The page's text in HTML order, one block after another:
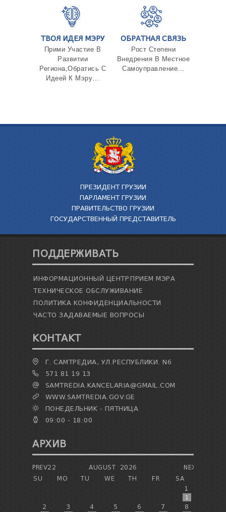
ТВОЯ ИДЕЯ МЭРУ
Прими Участие В
Развитии
Региона,Обратись С
Идеей К Мэру...
ОБРАТНАЯ СВЯЗЬ
Рост Степени
Внедрения В Местное
Самоуправление...
ПРЕЗИДЕНТ ГРУЗИИ
ПАРЛАМЕНТ ГРУЗИИ
ПРАВИТЕЛЬСТВО ГРУЗИИ
ГОСУДАРСТВЕННЫЙ ПРЕДСТАВИТЕЛЬ
ПОДДЕРЖИВАТЬ
ИНФОРМАЦИОННЫЙ ЦЕНТРПРИЕМ МЭРА
ТЕХНИЧЕСКОЕ ОБСЛУЖИВАНИЕ
ПОЛИТИКА КОНФИДЕНЦИАЛЬНОСТИ
ЧАСТО ЗАДАВАЕМЫЕ ВОПРОСЫ
КОНТАКТ
Г. САМТРЕДИА, УЛ.РЕСПУБЛИКИ. N6
571 81 19 13
SAMTREDIA.KANCELARIA@GMAIL.COM
WWW.SAMTREDIA.GOV.GE
ПОНЕДЕЛЬНИК - ПЯТНИЦА
09:00 - 18:00
АРХИВ
PREV22 NEXT
AUGUST
2026
SU
MO TU WE TH FR
SA
1
1
2 3 4 5 6 7 8